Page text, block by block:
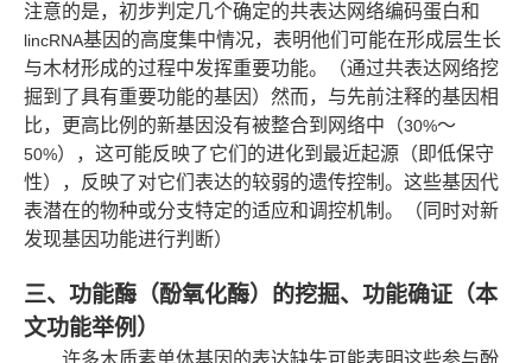
注意的是，初步判定几个确定的共表达网络编码蛋白和
lincRNA基因的高度集中情况，表明他们可能在形成层生长
与木材形成的过程中发挥重要功能。（通过共表达网络挖
掘到了具有重要功能的基因）然而，与先前注释的基因相
比，更高比例的新基因没有被整合到网络中（30%～
50%），这可能反映了它们的进化到最近起源（即低保守
性），反映了对它们表达的较弱的遗传控制。这些基因代
表潜在的物种或分支特定的适应和调控机制。（同时对新
发现基因功能进行判断）
三、功能酶（酚氧化酶）的挖掘、功能确证（本
文功能举例）
许多木质素单体基因的表达缺失可能表明这些参与酚